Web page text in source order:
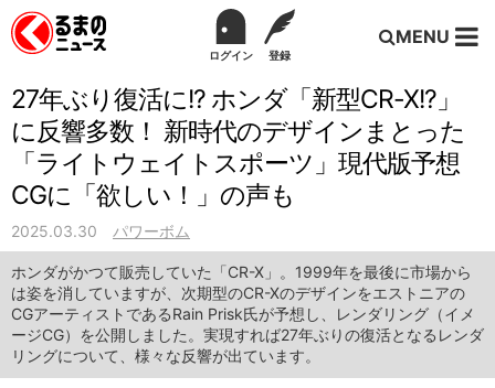
ログイン 登録
MENU
27年ぶり復活に!? ホンダ「新型CR-X!?」
に反響多数！ 新時代のデザインまとった
「ライトウェイトスポーツ」現代版予想
CGに「欲しい！」の声も
2025.03.30 パワーボム
ホンダがかつて販売していた「CR-X」。1999年を最後に市場から
は姿を消していますが、次期型のCR-Xのデザインをエストニアの
CGアーティストであるRain Prisk氏が予想し、レンダリング（イメ
ージCG）を公開しました。実現すれば27年ぶりの復活となるレンダ
リングについて、様々な反響が出ています。